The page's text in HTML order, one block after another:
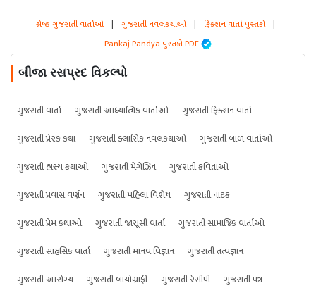
શ્રેષ્ઠ ગુજરાતી વાર્તાઓ | ગુજરાતી નવલકથાઓ | ફિક્શન વાર્તા પુસ્તકો |
Pankaj Pandya પુસ્તકો PDF
બીજા રસપ્રદ વિકલ્પો
ગુજરાતી વાર્તા ગુજરાતી આધ્યાત્મિક વાર્તાઓ
ગુજરાતી ફિક્શન વાર્તા
ગુજરાતી પ્રેરક કથા
ગુજરાતી ક્લાસિક નવલકથાઓ
ગુજરાતી બાળ વાર્તાઓ
ગુજરાતી હાસ્ય કથાઓ
ગુજરાતી મેગેઝિન
ગુજરાતી કવિતાઓ
ગુજરાતી પ્રવાસ વર્ણન
ગુજરાતી મહિલા વિશેષ
ગુજરાતી નાટક
ગુજરાતી પ્રેમ કથાઓ
ગુજરાતી જાસૂસી વાર્તા
ગુજરાતી સામાજિક વાર્તાઓ
ગુજરાતી સાહસિક વાર્તા
ગુજરાતી માનવ વિજ્ઞાન
ગુજરાતી તત્વજ્ઞાન
ગુજરાતી આરોગ્ય
ગુજરાતી બાયોગ્રાફી ગુજરાતી રેસીપી
ગુજરાતી પત્ર